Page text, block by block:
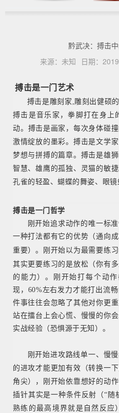
黔武决：搏击中
来源： 未知 日期：
搏击是一门艺术
搏击是雕刻家,雕刻出健硕的
搏击是音乐家，拳脚打在身上
动。 搏击是画家，每次身体碰
激情绽放的墨彩。 搏击是文学
梦想与拼搏的篇章。 搏击是雄
智慧、雄鹰的孤独、灵猫的敏
孔雀的轻盈、蝴蝶的舞姿、眼镜
搏击是一门哲学
刚开始追求动作的唯一标准
一种打法都有它的优势 （通向
重要）。
刚开始以为最需要练
其实更要练习的是放松 （你有
的能力）。
刚开始打每个动
现，60%左右发力才能打出流畅
件事往往会忽略了其他对你更
站在擂台上会心慌、慢慢的你
实战经验 （恐惧源于无知）。
刚开始进攻路线单一、慢慢
的进攻才能更加有效 （转换一
角尖），
刚开始依靠想好的动
插针其实是一种条件反射 （“
熟练的最高境界就是自然反应